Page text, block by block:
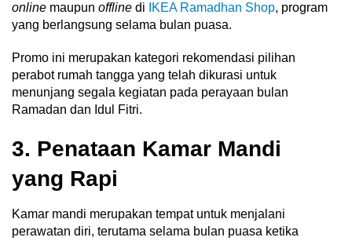
online maupun offline di IKEA Ramadhan Shop, program
yang berlangsung selama bulan puasa.
Promo ini merupakan kategori rekomendasi pilihan
perabot rumah tangga yang telah dikurasi untuk
menunjang segala kegiatan pada perayaan bulan
Ramadan dan Idul Fitri.
3. Penataan Kamar Mandi
yang Rapi
Kamar mandi merupakan tempat untuk menjalani
perawatan diri, terutama selama bulan puasa ketika